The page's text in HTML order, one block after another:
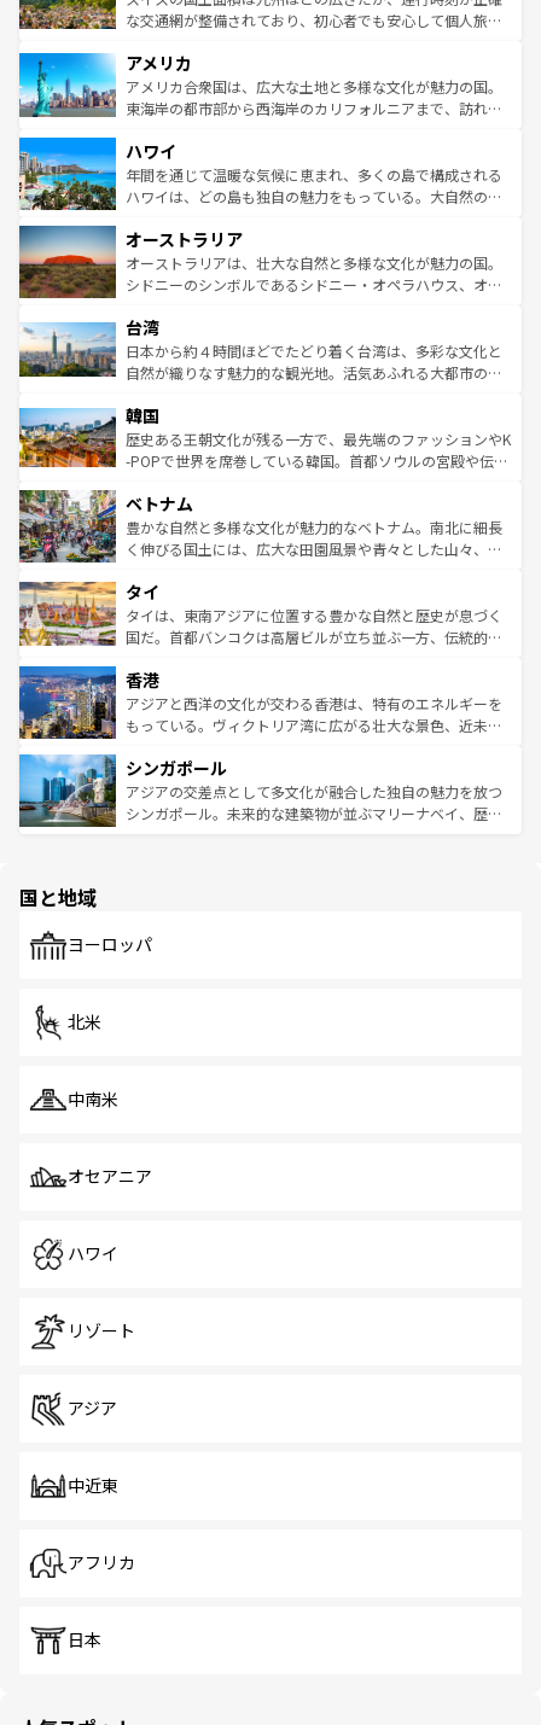
を参照してほしい。
戦など、本場だからこそできる体験も豊富。イギリスを旅
ンツ一覧を参照してほしい。
な交通網が整備されており、初心者でも安心して個人旅行
の建物がそのまま残る町や、スイスならではのユニークな
博物館もあり、アルプス観光だけでなく町歩きも満喫する
ことができる。国民の所得が高いため物価も高いが、旅行
ば市内交通費無料で観光を楽しむこともできる。 なお、新
着のスイス情報はコンテンツ一覧 を参照してほしい。
アメリカ
アメリカ合衆国は、広大な土地と多様な文化が魅力の国。
東海岸の都市部から西海岸のカリフォルニアまで、訪れる
のような巨大都市は、観光、ショッピング、エンターテイ
ンメントが詰まった刺激的なスポットだ。一方、アメリカ
西部には大自然が広がり、グランドキャニオンやイエロー
部のニューオーリンズでは、音楽と美食が融合した独特の
文化が魅力。旅行者はアメリカの各地域で異なる魅力を楽
しみながら、その多様性と豊かな歴史を感じることができ
ならではの贅沢な旅のスタイルだ。 なお、新着のアメリカ
情報はコンテンツ一覧を参照してほしい。
ハワイ
年間を通じて温暖な気候に恵まれ、多くの島で構成される
ハワイは、どの島も独自の魅力をもっている。大自然の神
ワイ島は見逃せない。また、定番の観光地といえばオアフ
島だが、静かな自然を求めるならマウイ島やカウアイ島が
おすすめ。エメラルドグリーンに輝く海をはじめ、豊かな
れるおもてなしの心で訪れる人々を迎えてくれるハワイの
人々、おいしいローカルフードやハワイアンミュージッ
ク、伝統的なフラダンスなど、すべてがハワイの魅力を彩
ワイを、存分に味わってほしい。 なお、新着のハワイ情報
はコンテンツ一覧を参照してほしい。
オーストラリア
オーストラリアは、壮大な自然と多様な文化が魅力の国。
シドニーのシンボルであるシドニー・オペラハウス、オー
リアリーフや大陸中央部にそびえるウルル（エアーズロッ
ク）、タスマニアの美しい原生林やケアンズの熱帯雨林な
ど、見どころがたくさん。また、カフェやワイン、オージ
いる。アクティビティも充実しており、サーフィンやダイ
ビング、ハイキングなど、アウトドア好きにはたまらな
い。オーストラリアの多彩な魅力を存分に味わいつくそ
参照してほしい。
台湾
日本から約４時間ほどでたどり着く台湾は、多彩な文化と
自然が織りなす魅力的な観光地。活気あふれる大都市の台
ン）、静ひつな山岳地帯である台湾東部など、都市の喧騒
と山間の静けさが共存しており、訪れる人に新しい発見と
驚きをもたらしてくれる。また、奥深い台湾の食文化も魅
容にもいいと評判のスイーツなど、バラエティ豊かな料理
が味わえる。 なお、新着の台湾情報は コンテンツ一覧を参
照してほしい。
韓国
歴史ある王朝文化が残る一方で、最先端のファッションやK
-POPで世界を席巻している韓国。首都ソウルの宮殿や伝統
き、地方に足を延ばせば四季折々の自然美を楽しむことが
できる。そして、キムチや焼肉、絶品のストリートフード
まで、さまざまな韓国料理が待っている。夜には、韓国な
リティに包まれながら、韓国の多彩な魅力を心ゆくまで味
わってみてほしい。 なお、新着の韓国情報はコンテンツ一
覧を参照してほしい。
ベトナム
豊かな自然と多様な文化が魅力的なベトナム。南北に細長
く伸びる国土には、広大な田園風景や青々とした山々、世
急速な発展と共に伝統が息づく。ハノイの古い町並みやホ
ーチミン市のフランス統治時代の建物も、独特の雰囲気を
醸し出している。また、バラエティの豊かさとおいしさで
とつ。フォーやバインミー、ベトナムコーヒーなどは、ぜ
ひ現地で味わいたい。どの地域を訪れてもあたたかい人々
が旅行者を迎えてくれるので、きっと忘れられない旅にな
参照してほしい。
タイ
タイは、東南アジアに位置する豊かな自然と歴史が息づく
国だ。首都バンコクは高層ビルが立ち並ぶ一方、伝統的な
の活気が交差している。北部ではチェンマイなどの山岳地
帯で自然と触れ合い、南部ではプーケットやクラビの美し
いビーチでリゾート気分を楽しむことができる。タイ料理
激する。気候は一年中温暖で、どの季節にも異なる楽しみ
が待っている。親しみやすいタイの人々、仏教を中心とし
た文化、そして多様な観光資源が、訪れる旅人を魅了し続
香港
アジアと西洋の文化が交わる香港は、特有のエネルギーを
もっている。ヴィクトリア湾に広がる壮大な景色、近未来
み、どこを訪れても感動するはず。観光スポットが密集し
ており、効率よく見どころを回れるのも魅力。息をのむよ
うな絶景から文化的な体験まで、香港を存分に楽しみ尽く
シンガポール
アジアの交差点として多文化が融合した独自の魅力を放つ
シンガポール。未来的な建築物が並ぶマリーナベイ、歴史
で、ホーカーズは地元の風情を楽しめる外せないスポット
国と地域
ヨーロッパ
北米
中南米
オセアニア
ハワイ
リゾート
アジア
中近東
アフリカ
日本